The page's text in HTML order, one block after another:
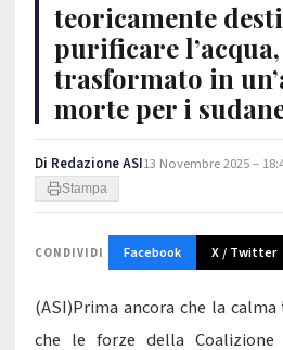
teoricamente
purificare
trasformato in
morte per i
Di Redazione ASI13 Novembre 2025 –
Stampa
CONDIVIDI Facebook X / Twitter
(ASI)Prima ancora che la calma
che le forze della Coalizione